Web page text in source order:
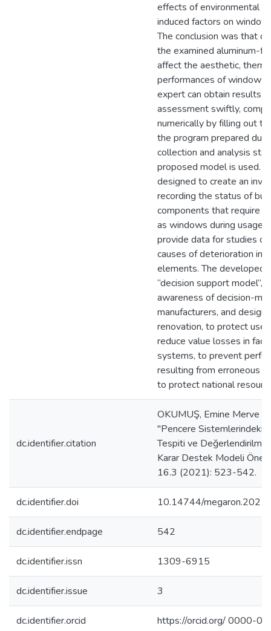
effects of environmental
induced factors on
The conclusion was that
the examined aluminum-
affect the aesthetic,
performances of windows.
expert can obtain results
assessment swiftly,
numerically by filling out
the program prepared
collection and analysis
proposed model is used.
designed to create an
recording the status of
components that require
as windows during usage.
provide data for studies
causes of deterioration in
elements. The developed
“decision support model”,
awareness of decision-
manufacturers, and
renovation, to protect
reduce value losses in
systems, to prevent
resulting from erroneous
to protect national
dc.identifier.citation
OKUMUŞ, Emine Merve
"Pencere Sistemlerindeki
Tespiti ve
Karar Destek Modeli
16.3 (2021): 523-542.
dc.identifier.doi 10.14744/
dc.identifier.endpage 542
dc.identifier.issn 1309-6915
dc.identifier.issue 3
dc.identifier.orcid https://orcid.org/ 0000-